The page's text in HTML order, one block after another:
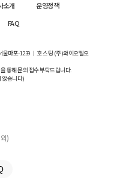
소개
운영정책
FAQ
울마포-1239 ㅣ 호스팅 (주)와이오엘오
통해 문의 접수 부탁드립니다.
않습니다)
)